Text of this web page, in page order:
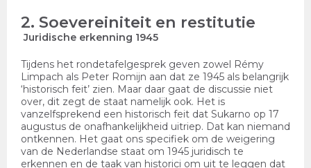
2. Soevereiniteit en restitutie
Juridische erkenning 1945
Tijdens het rondetafelgesprek geven zowel Rémy
Limpach als Peter Romijn aan dat ze 1945 als belangrijk
‘historisch feit’ zien. Maar daar gaat de discussie niet
over, dit zegt de staat namelijk ook. Het is
vanzelfsprekend een historisch feit dat Sukarno op 17
augustus de onafhankelijkheid uitriep. Dat kan niemand
ontkennen. Het gaat ons specifiek om de weigering
van de Nederlandse staat om 1945 juridisch te
erkennen en de taak van historici om uit te leggen dat